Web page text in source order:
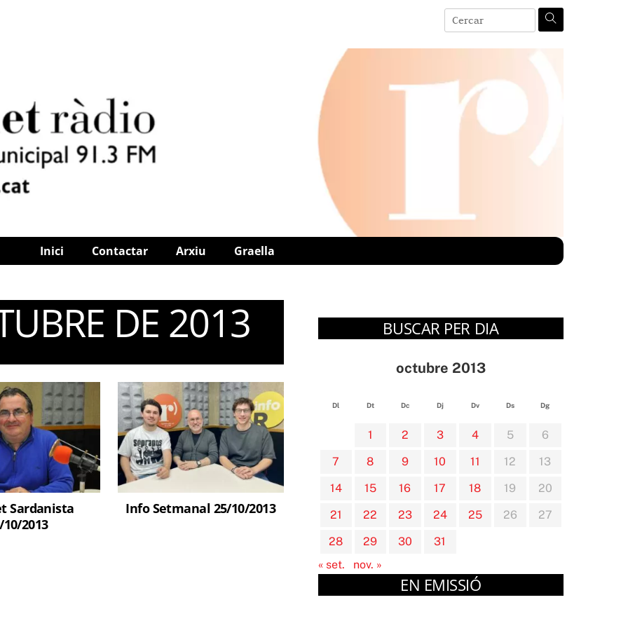
Inici Contactar Arxiu Graella
DE 2013
Sardanista
10/2013
Info Setmanal 25/10/2013
BUSCAR PER DIA
octubre 2013
Dl Dt Dc Dj Dv Ds Dg
1 2 3 4 5
6
7
8 9 10 11 12
13
14
15 16 17 18 19
20
21
22 23 24 25 26
27
28
29 30
31
« set.
nov. »
EN EMISSIÓ